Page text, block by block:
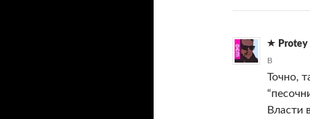
Protey
В
Точно,
Власти